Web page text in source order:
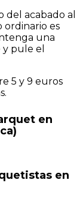
del acabado al
ordinario es
una
pule el
5 y 9 euros
en
en